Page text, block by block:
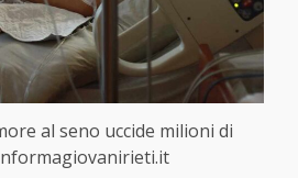
al seno uccide milioni di